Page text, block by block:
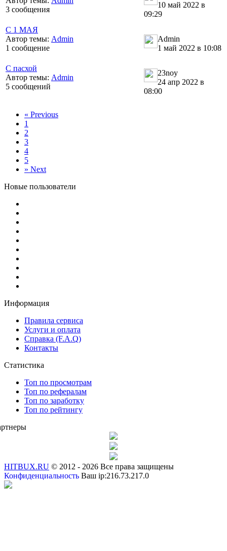
3 сообщения
10 май 2022 в
09:29
С 1 МАЯ
Автор темы: Admin
1 сообщение
Admin
1 май 2022 в 10:08
С пасхой
Автор темы: Admin
5 сообщений
23noy
24 апр 2022 в
08:00
« Previous
1
2
3
4
5
» Next
Новые пользователи
Информация
Правила сервиса
Услуги и оплата
Справка (F.A.Q)
Контакты
Статистика
Топ по просмотрам
Топ по рефералам
Топ по заработку
Топ по рейтингу
HITBUX.RU © 2012 - 2026 Все права защищены
Конфиденциальность Ваш ip:216.73.217.0